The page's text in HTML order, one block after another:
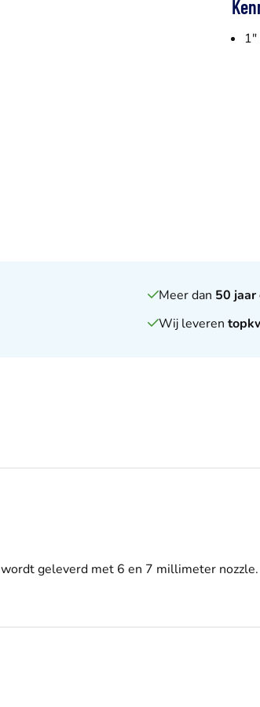
Meer dan 50 jaar
Wij leveren
geleverd met 6 en 7 millimeter